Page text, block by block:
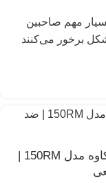
مهم صاحبین
برخور می‌کنند